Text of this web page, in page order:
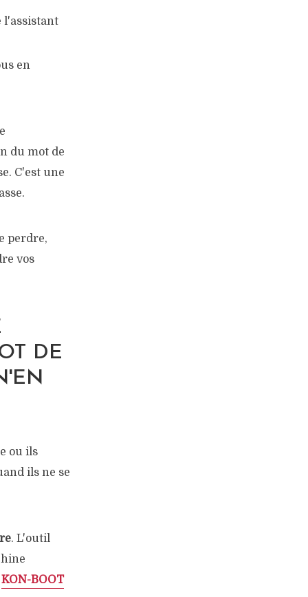
l'assistant
en
du mot de
C'est une
perdre,
vos
DE
ou ils
ils ne se
. L'outil
KON-BOOT